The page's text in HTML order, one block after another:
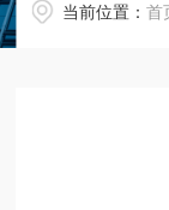
当前位置：首